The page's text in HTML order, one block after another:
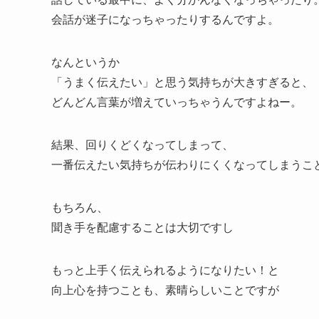
会話が迷子になっちゃったりするんですよ。
なんというか
「うまく伝えたい」と思う気持ちが大きすぎると、
どんどん言葉が増えていっちゃうんですよねー。
結果、回りくどくなってしまって、
一番伝えたい気持ちが伝わりにくくなってしまうこ
もちろん、
聞き手を配慮することは大切ですし
もっと上手く伝えられるようになりたい！と
向上心を持つことも、素晴らしいことですが